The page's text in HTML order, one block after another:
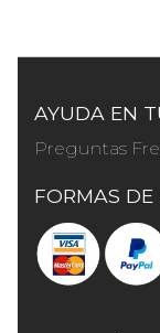
AYUDA EN
Preguntas
FORMAS DE